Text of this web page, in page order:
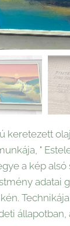
keretezett
"
a kép alsó
adatai
állapotban,